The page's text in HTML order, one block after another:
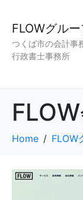
FLOWグル
つくば市の会計事
行政書士事務所
Home FLOW